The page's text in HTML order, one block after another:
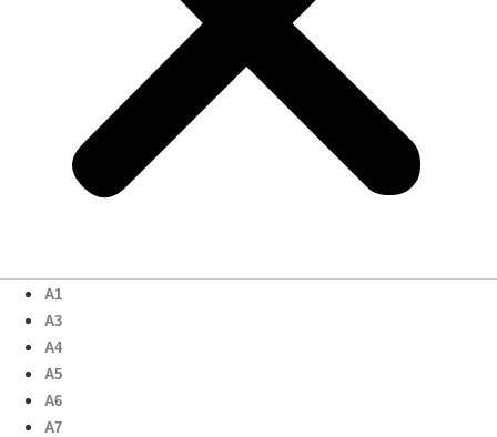
A1
A3
A4
A5
A6
A7